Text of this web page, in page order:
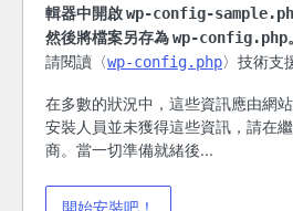
輯器中開啟wp-config-
然後將檔案另存為wp-config.php
請閱讀〈wp-config.php〉技術支
在多數的狀況中，這些資訊應由網
安裝人員並未獲得這些資訊，請在
商。當一切準備就緒後...
開始安裝吧！